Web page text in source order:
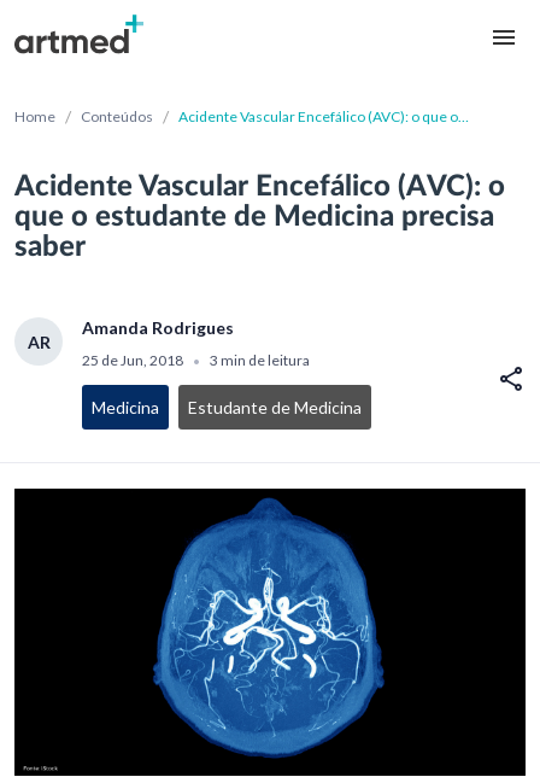
Home / Conteúdos / Acidente Vascular Encefálico (AVC): o que o
Acidente Vascular Encefálico (AVC): o
que o estudante de Medicina precisa
saber
AR
Amanda Rodrigues
25 de Jun, 2018 • 3 min de leitura
Medicina Estudante de Medicina